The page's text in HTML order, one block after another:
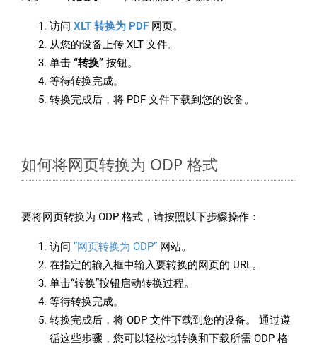
访问 XLT 转换为 PDF 网页。
从您的设备上传 XLT 文件。
单击 “转换” 按钮。
等待转换完成。
转换完成后，将 PDF 文件下载到您的设备。
如何将网页转换为 ODP 格式
要将网页转换为 ODP 格式，请按照以下步骤操作：
访问 “网页转换为 ODP” 网站。
在指定的输入框中输入要转换的网页的 URL。
单击“转换”按钮启动转换过程。
等待转换完成。
转换完成后，将 ODP 文件下载到您的设备。 通过遵
循这些步骤，您可以轻松地转换和下载所需 ODP 格